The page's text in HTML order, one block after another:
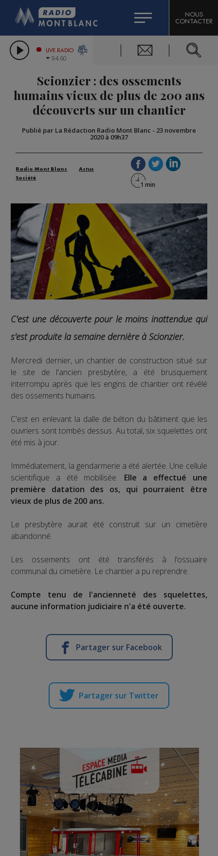
LES CHRONIQUES DE L'EXPERT
CITIZEN MACHINERY
GRAND MASSIF DOMAINES SKIABLES
BIGARD
COMPAGNIE DU MONT-BLANC
NOUS
CONTACTER
LIVE RADIO
94.60
Scionzier : des ossements
humains vieux de plus de 200 ans
découverts sur un chantier
Publié par La Rédaction Radio Mont Blanc - 23 novembre
2020 à 09h37
Radio Mont Blanc
Actus
Société
C'est une découverte pour le moins inattendue qui
s'est produite la semaine dernière à Scionzier.
Mercredi dernier, un chantier de construction situé sur
le site de l'ancien presbytère, a été brusquement
interrompu après que les engins de chantier ont révélé
des ossements humains.
C'est en enlevant la dalle de béton du bâtiment que les
ouvriers sont tombés dessus. Au total, six squelettes ont
été mis à jour.
Immédiatement, la gendarmerie a été alertée. Une cellule
scientifique a été mobilisée. Elle a effectué une
première datation des os, qui pourraient être
vieux de plus de 200 ans.
Le presbytère aurait été construit sur un cimetière
abandonné.
Les ossements ont été transférés à l’ossuaire
communal du cimetière. Le chantier a pu reprendre.
Compte tenu de l'ancienneté des squelettes,
aucune information judiciaire n'a été ouverte.
Partager sur Facebook
Partager sur Twitter